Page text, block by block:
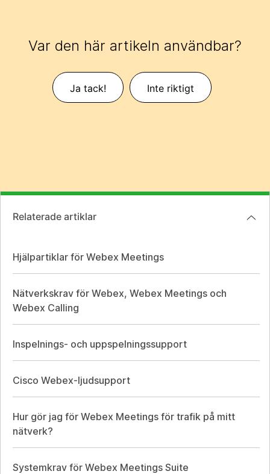
Var den här artikeln användbar?
Ja tack! Inte riktigt
Relaterade artiklar
Hjälpartiklar för Webex Meetings
Nätverkskrav för Webex, Webex Meetings och
Webex Calling
Inspelnings- och uppspelningssupport
Cisco Webex-ljudsupport
Hur gör jag för Webex Meetings för trafik på mitt
nätverk?
Systemkrav för Webex Meetings Suite